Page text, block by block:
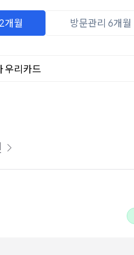
개월
방문관리 6개월
우리카드